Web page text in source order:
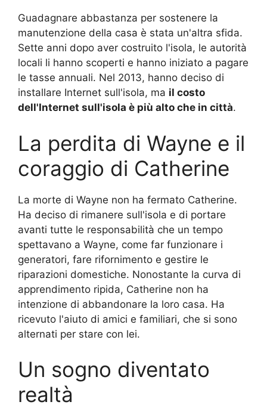
Guadagnare abbastanza per sostenere la
manutenzione della casa è stata un'altra sfida.
Sette anni dopo aver costruito l'isola, le autorità
locali li hanno scoperti e hanno iniziato a pagare
le tasse annuali. Nel 2013, hanno deciso di
installare Internet sull'isola, ma il costo
dell'Internet sull'isola è più alto che in città.
La perdita di Wayne e il
coraggio di Catherine
La morte di Wayne non ha fermato Catherine.
Ha deciso di rimanere sull'isola e di portare
avanti tutte le responsabilità che un tempo
spettavano a Wayne, come far funzionare i
generatori, fare rifornimento e gestire le
riparazioni domestiche. Nonostante la curva di
apprendimento ripida, Catherine non ha
intenzione di abbandonare la loro casa. Ha
ricevuto l'aiuto di amici e familiari, che si sono
alternati per stare con lei.
Un sogno diventato
realtà